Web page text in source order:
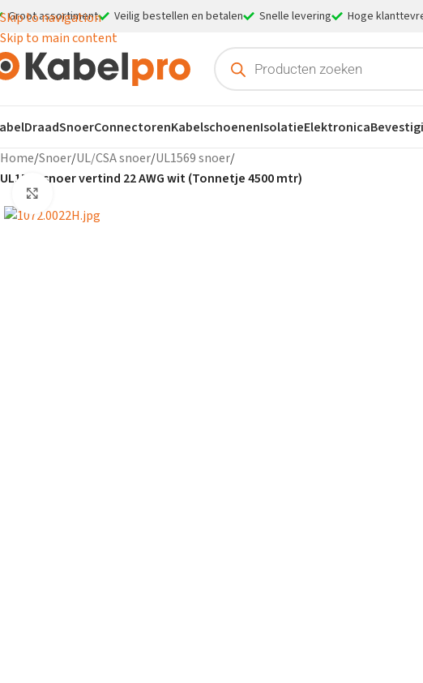
Skip to navigation
Skip to main content
Groot assortiment Veilig bestellen en betalen Snelle levering Hoge
DraadSnoerConnectorenKabelschoenenIsolatieElektronica
Home/Snoer/UL/CSA snoer/UL1569 snoer/
UL1569 snoer vertind 22 AWG wit (Tonnetje 4500 mtr)